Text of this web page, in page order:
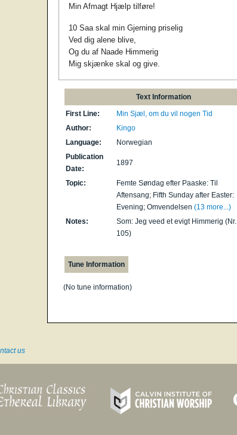
Min Afmagt Hjælp tilføre!
10 Saa skal min Gjerning priselig
Ved dig alene blive,
Og du af Naade Himmerig
Mig skjænke skal og give.
Text Information
First Line:
Min Sjæl, om du vil nogen Tid
Author:
Kingo
Language:
Norwegian
Publication
Date:
1897
Topic:
Femte Søndag efter Paaske: Til
Aftensang; Fifth Sunday after Easter:
Evening; Omvendelsen (13 more...)
Notes:
Som: Jeg veed et evigt Himmerig (Nr.
105)
Tune Information
(No tune information)
us